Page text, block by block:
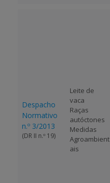
Despacho
Normativo
n.º 3/2013
(DR II n.º 19)
Leite de
vaca
Raças
autóctones
Medidas
Agroambient
ais